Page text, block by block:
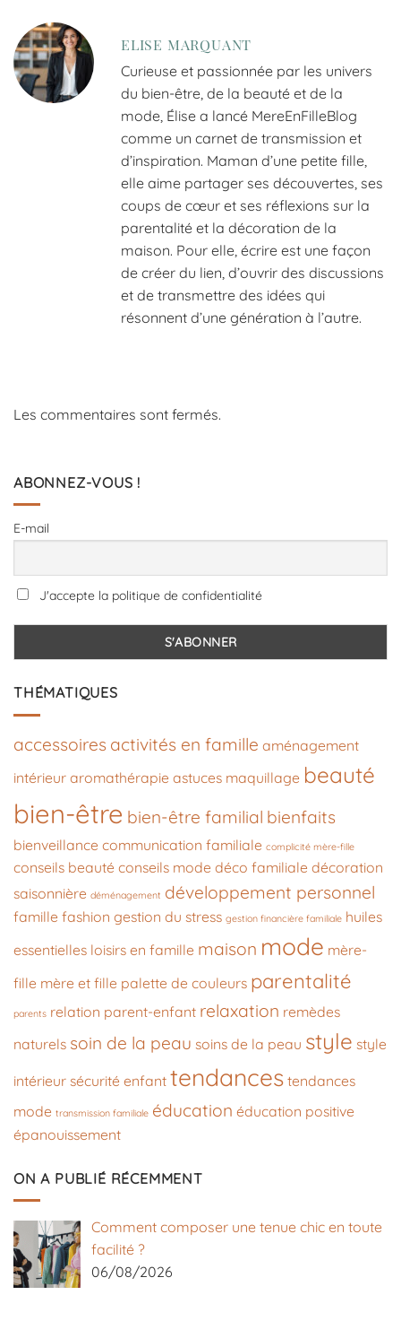
ELISE MARQUANT
Curieuse et passionnée par les univers
du bien-être, de la beauté et de la
mode, Élise a lancé MereEnFilleBlog
comme un carnet de transmission et
d’inspiration. Maman d’une petite fille,
elle aime partager ses découvertes, ses
coups de cœur et ses réflexions sur la
parentalité et la décoration de la
maison. Pour elle, écrire est une façon
de créer du lien, d’ouvrir des discussions
et de transmettre des idées qui
résonnent d’une génération à l’autre.
Les commentaires sont fermés.
ABONNEZ-VOUS !
E-mail
J'accepte la politique de confidentialité
THÉMATIQUES
accessoires activités en famille aménagement
intérieur aromathérapie astuces maquillage beauté
bien-être bien-être familial bienfaits
bienveillance communication familiale complicité mère-fille
conseils beauté conseils mode déco familiale décoration
saisonnière déménagement développement personnel
famille fashion gestion du stress gestion financière familiale huiles
essentielles loisirs en famille maison mode mère-
fille mère et fille palette de couleurs parentalité
parents relation parent-enfant relaxation remèdes
naturels soin de la peau soins de la peau style style
intérieur sécurité enfant tendances tendances
mode transmission familiale éducation éducation positive
épanouissement
ON A PUBLIÉ RÉCEMMENT
Comment composer une tenue chic en toute
facilité ?
06/08/2026